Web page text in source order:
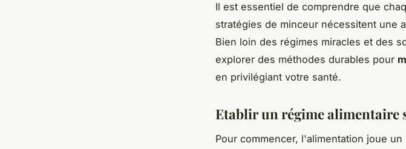
Il est essentiel de comprendre que
stratégies de minceur nécessitent une
Bien loin des régimes miracles et des
explorer des méthodes durables pour
en privilégiant votre santé.
Etablir un régime alimentaire
Pour commencer, l'alimentation joue